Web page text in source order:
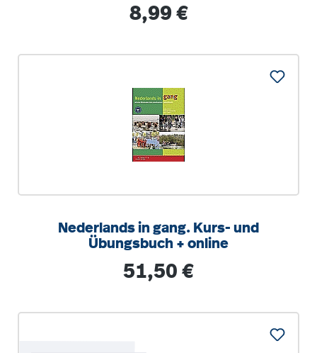
Regulärer Preis:
8,99 €
Nederlands in gang. Kurs- und
Übungsbuch + online
Regulärer Preis:
51,50 €